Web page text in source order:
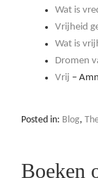
Wat is
Vrijheid
Wat is
Dromen
Vrij –
Posted in: Blog,
Boeken